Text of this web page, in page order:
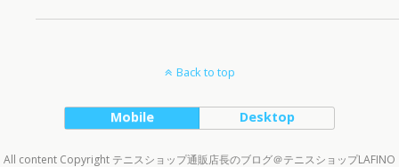
Back to top
Mobile Desktop
All content Copyright テニスショップ通販店長のブログ＠テニスショップLAFINO